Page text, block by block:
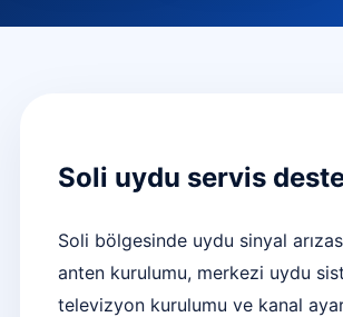
Soli uydu servis
Soli bölgesinde uydu sinyal
anten kurulumu, merkezi uydu
televizyon kurulumu ve kanal